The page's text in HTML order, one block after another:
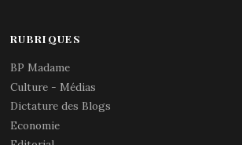
RUBRIQUES
BP Madame
Culture - Médias
Dictature des Blogs
Economie